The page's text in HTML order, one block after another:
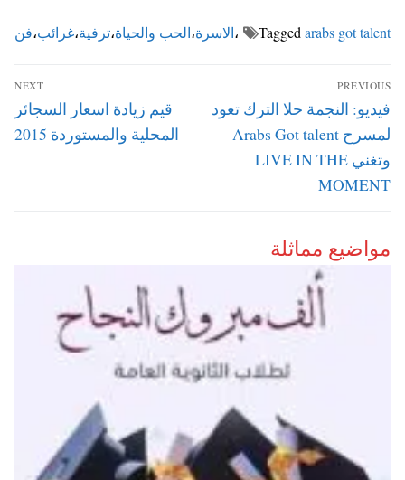
Taggedarabs got talent ،الاسرة،الحب والحياة،ترفية،غرائب،فن
تصفّح
المقالات
PREVIOUS
Previous
post:
فيديو: النجمة حلا الترك تعود
لمسرح Arabs Got talent
وتغني LIVE IN THE
MOMENT
NEXT
Next
post:
قيم زيادة اسعار السجائر
المحلية والمستوردة 2015
مواضيع مماثلة